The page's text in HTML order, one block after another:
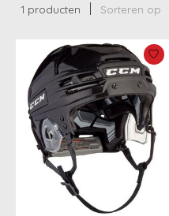
1 producten Sorteren op